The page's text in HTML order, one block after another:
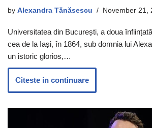
by Alexandra Tănăsescu November 21,
Universitatea din București, a doua
cea de la Iași, în 1864, sub domnia lui
un istoric glorios,…
Citeste in continuare